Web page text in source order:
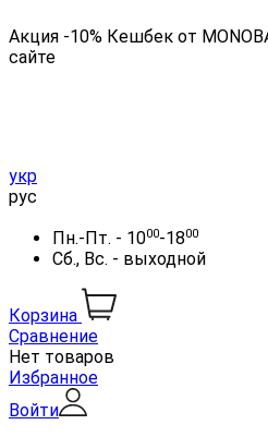
Акция -10% Кешбек от
сайте
укр
рус
Пн.-Пт. - 1000-1800
Сб., Вс. - выходной
Корзина
Сравнение
Нет товаров
Избранное
Войти